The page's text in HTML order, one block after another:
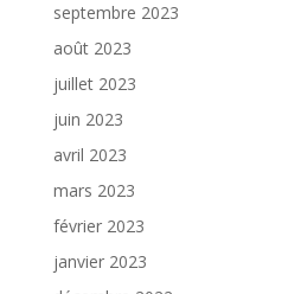
septembre 2023
août 2023
juillet 2023
juin 2023
avril 2023
mars 2023
février 2023
janvier 2023